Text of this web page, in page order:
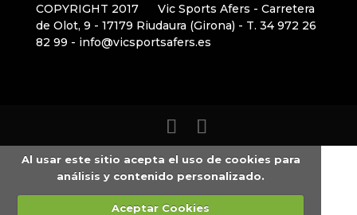
COPYRIGHT 2017
Vic Sports Afers - Carretera
de Olot, 9 - 17179 Riudaura (Girona) - T. 34 972 26
82 99 - info@vicsportsafers.es
Al usar este sitio acepta el uso de cookies para
análisis y contenido personalizado.
Aceptar Cookies